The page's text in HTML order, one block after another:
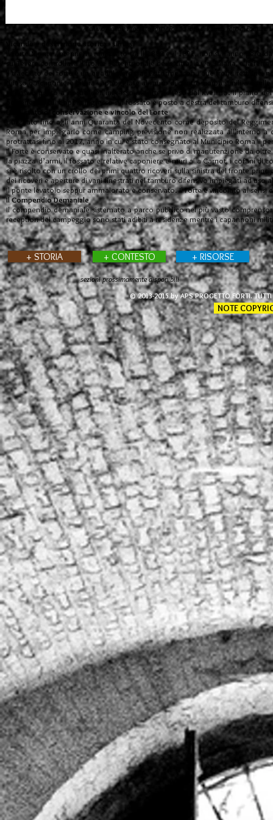
Archivio digitale Progetto Forti - Fondo Forti di Roma - Foto di Fabrizio
Vicende e descrizione storica - sintesi
Il Forte Monte Antenne fu realizzato tra il 1882 e il 1891, non si hanno però
sul Tevere controllava il fronte settentrionale della città, la via Salaria, e la
Il tracciato del forte è un quadrilatero trapeziforme, con i due fronti rettilinei
difeso da caponiere laterali appoggiate al muro di controscarpa simili a
difensivo posto a destra dell’ingresso al forte, difeso dal rivellino. Il piano
polveriera il cui doppio ingresso sul fossato è posto a destra del tamburo
Uso, stato di conservazione e vincolo del Forte
Utilizzato fino agli anni Quaranta del Novecento come deposito del
Roma per impiegarlo come camping previsione non realizzata all'interno
protrattasi fino al 2017, anno in cui è stato consegnato al Municipio Roma II
Il Forte è conservato e quasi inalterato anche se privo di manutenzione da
la piazza d’armi, il fossato e relative caponiere e muri alla Carnot, i cofani di
si è risolto con un crollo dei primi quattro ricoveri sulla sinistra del fronte
dei ricoveri e aperture di vani finestrati nel tamburo difensivo impiegati ad uso
Il ponte levatoio seppur ammalorato è conservato. Il Forte è vincolato ai sensi
Il Compendio Demaniale
Il compendio demaniale sistemato a parco pubblico nel più vasto
reception del campeggio sono stati adibiti a residenze mentre i capannoni
+ STORIA + CONTESTO + RISORSE
sezioni prossimamente disponibili
© 2013-2015 by APS PROGETTO FORTI. TUTTI
NOTE